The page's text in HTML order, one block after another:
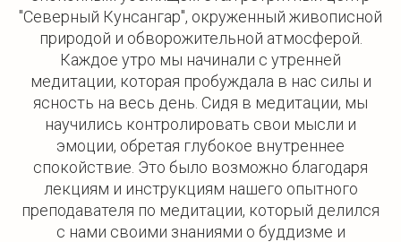
"Северный Кунсангар", окруженный живописной
природой и обворожительной атмосферой.
Каждое утро мы начинали с утренней
медитации, которая пробуждала в нас силы и
ясность на весь день. Сидя в медитации, мы
научились контролировать свои мысли и
эмоции, обретая глубокое внутреннее
спокойствие. Это было возможно благодаря
лекциям и инструкциям нашего опытного
преподавателя по медитации, который делился
с нами своими знаниями о буддизме и